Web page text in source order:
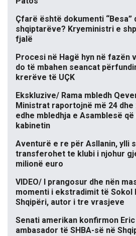
Çfarë është dokumenti “Besa”
shqiptarëve? Kryeministri e
fjalë
Procesi në Hagë hyn në fazën
do të mbahen seancat
krerëve të UÇK
Ekskluzive/ Rama mbledh
Ministrat raportojnë më 24
edhe mbledhja e Asamblesë
kabinetin
Aventurë e re për Asllanin, ylli
transferohet te klubi i njohur
milionë euro
VIDEO/ I prangosur dhe nën
momenti i ekstradimit të Sokol
Shqipëri, autor i tre vrasjeve
Senati amerikan konfirmon Eric
ambasador të SHBA-së në